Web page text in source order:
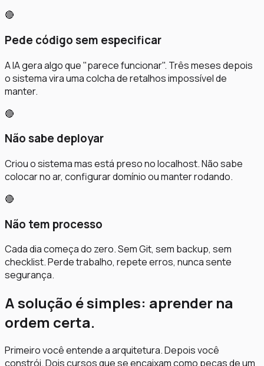
🔴
Pede código sem especificar
A IA gera algo que "parece funcionar". Três meses depois
o sistema vira uma colcha de retalhos impossível de
manter.
🔴
Não sabe deployar
Criou o sistema mas está preso no localhost. Não sabe
colocar no ar, configurar domínio ou manter rodando.
🔴
Não tem processo
Cada dia começa do zero. Sem Git, sem backup, sem
checklist. Perde trabalho, repete erros, nunca sente
segurança.
A solução é simples: aprender na
ordem certa.
Primeiro você entende a arquitetura. Depois você
constrói. Dois cursos que se encaixam como peças de um